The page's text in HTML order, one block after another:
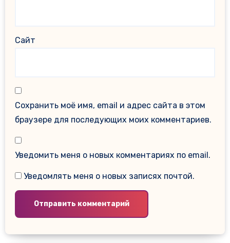
Сайт
Сохранить моё имя, email и адрес сайта в этом
браузере для последующих моих комментариев.
Уведомить меня о новых комментариях по email.
Уведомлять меня о новых записях почтой.